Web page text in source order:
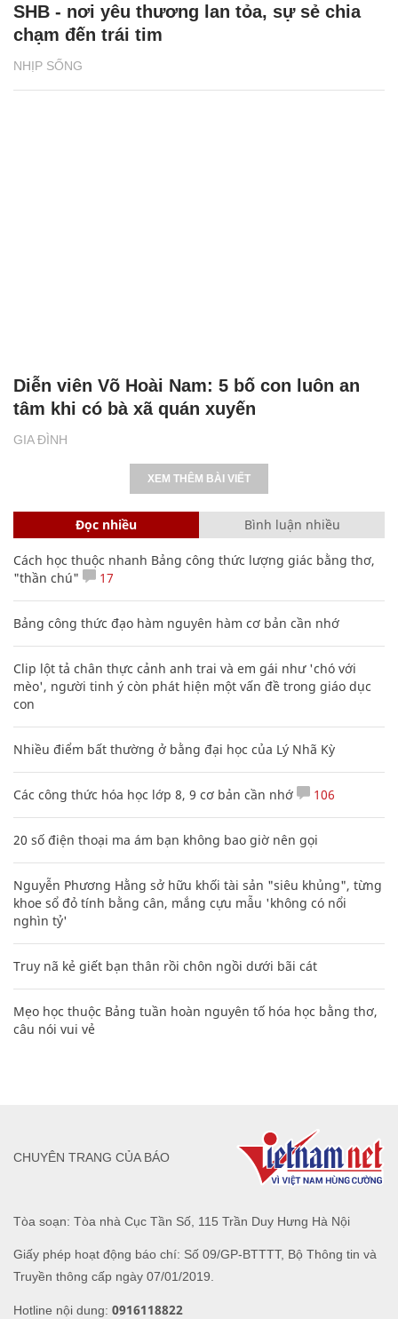
NHỊP SỐNG
SHB - nơi yêu thương lan tỏa, sự sẻ chia
chạm đến trái tim
GIA ĐÌNH
Diễn viên Võ Hoài Nam: 5 bố con luôn an
tâm khi có bà xã quán xuyến
XEM THÊM BÀI VIẾT
Đọc nhiều Bình luận nhiều
Cách học thuộc nhanh Bảng công thức lượng giác bằng thơ,
"thần chú"
17
Bảng công thức đạo hàm nguyên hàm cơ bản cần nhớ
Clip lột tả chân thực cảnh anh trai và em gái như 'chó với
mèo', người tinh ý còn phát hiện một vấn đề trong giáo dục
con
Nhiều điểm bất thường ở bằng đại học của Lý Nhã Kỳ
Các công thức hóa học lớp 8, 9 cơ bản cần nhớ 106
20 số điện thoại ma ám bạn không bao giờ nên gọi
Nguyễn Phương Hằng sở hữu khối tài sản "siêu khủng", từng
khoe sổ đỏ tính bằng cân, mắng cựu mẫu 'không có nổi
nghìn tỷ'
Truy nã kẻ giết bạn thân rồi chôn ngồi dưới bãi cát
Mẹo học thuộc Bảng tuần hoàn nguyên tố hóa học bằng thơ,
câu nói vui vẻ
Tòa soạn: Tòa nhà Cục Tần Số, 115 Trần Duy Hưng Hà Nội
Giấy phép hoạt động báo chí: Số 09/GP-BTTTT, Bộ Thông tin và
Truyền thông cấp ngày 07/01/2019.
Hotline nội dung: 0916118822
CHUYÊN TRANG CỦA BÁO